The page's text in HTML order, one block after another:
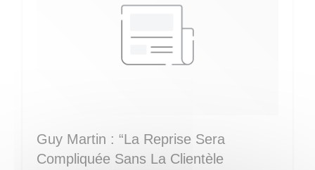
Guy Martin : “La Reprise Sera
Compliquée Sans La Clientèle